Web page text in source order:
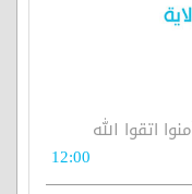
آمنوا اتقوا الله
12:00